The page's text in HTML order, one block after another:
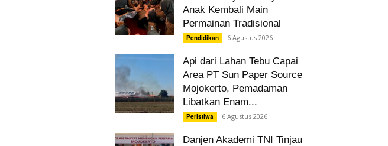
Anak Kembali Main
Permainan Tradisional
Pendidikan 6 Agustus 2026
Api dari Lahan Tebu Capai
Area PT Sun Paper Source
Mojokerto, Pemadaman
Libatkan Enam...
Peristiwa 6 Agustus 2026
Danjen Akademi TNI Tinjau